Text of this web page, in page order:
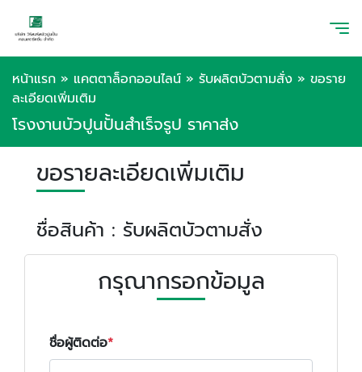
หน้าแรก » แคตตาล็อกออนไลน์ » รับผลิตบัวตามสั่ง » ขอราย
ละเอียดเพิ่มเติม
โรงงานบัวปูนปั้นสำเร็จรูป ราคาส่ง
ขอรายละเอียดเพิ่มเติม
ชื่อสินค้า : รับผลิตบัวตามสั่ง
กรุณากรอกข้อมูล
ชื่อผู้ติดต่อ